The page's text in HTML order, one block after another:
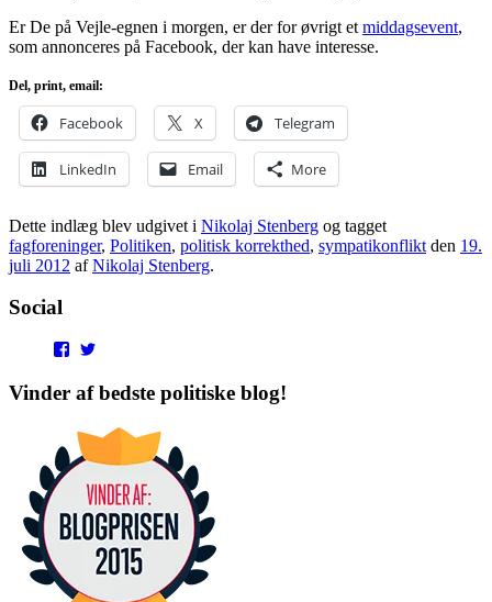
Er De på Vejle-egnen i morgen, er der for øvrigt et middagsevent,
som annonceres på Facebook, der kan have interesse.
Del, print, email:
Facebook X Telegram
LinkedIn Email More
Dette indlæg blev udgivet i Nikolaj Stenberg og tagget
fagforeninger, Politiken, politisk korrekthed, sympatikonflikt den 19.
juli 2012 afNikolaj Stenberg.
Social
View
profile
on
profile
on
Vinder af bedste politiske blog!